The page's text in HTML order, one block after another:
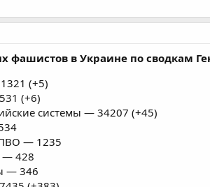
фашистов в Украине по сводкам
(+5)
(+6)
системы — 34207 (+45)
— 1235
— 428
— 346